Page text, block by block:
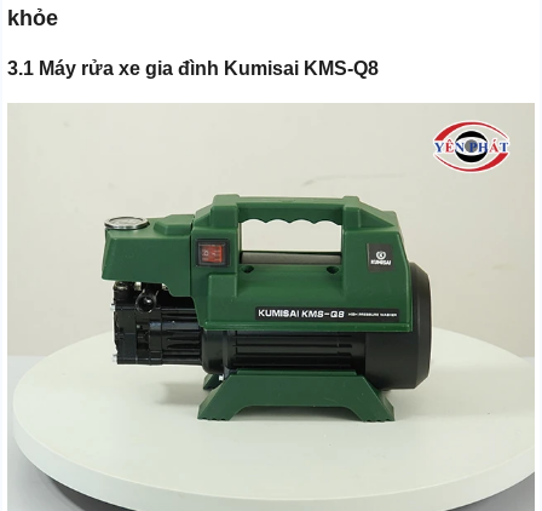
khỏe
3.1 Máy rửa xe gia đình Kumisai KMS-Q8